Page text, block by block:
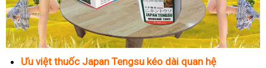
Ưu việt thuốc Japan Tengsu kéo dài quan hệ